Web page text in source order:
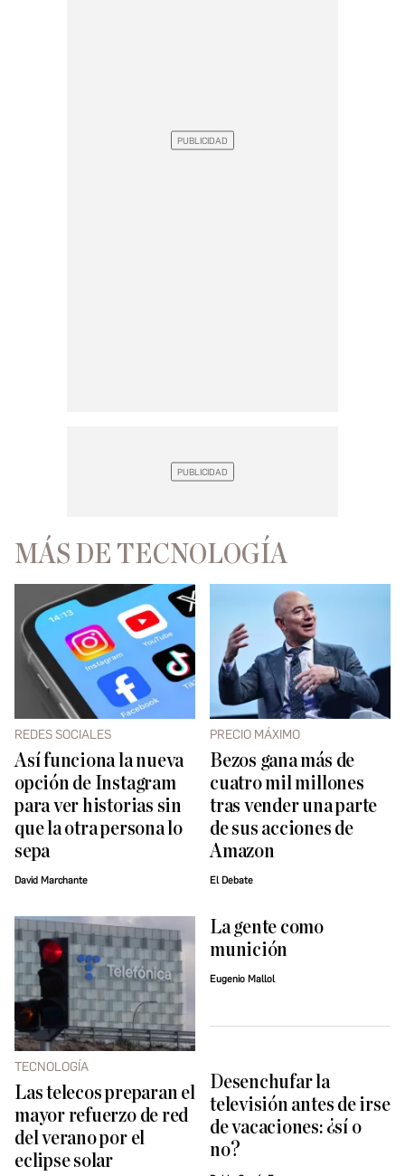
MÁS DE TECNOLOGÍA
REDES SOCIALES
Así funciona la nueva
opción de Instagram
para ver historias sin
que la otra persona lo
sepa
David Marchante
PRECIO MÁXIMO
Bezos gana más de
cuatro mil millones
tras vender una parte
de sus acciones de
Amazon
El Debate
TECNOLOGÍA
Las telecos preparan el
mayor refuerzo de red
del verano por el
eclipse solar
La gente como
munición
Eugenio Mallol
Desenchufar la
televisión antes de irse
de vacaciones: ¿sí o
no?